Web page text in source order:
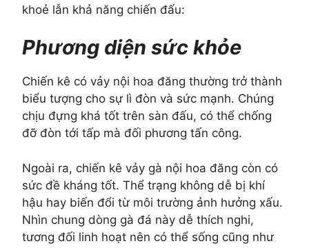
khoẻ lẫn khả năng chiến đấu:
Phương diện sức khỏe
Chiến kê có vảy nội hoa đăng thường trở thành
biểu tượng cho sự lì đòn và sức mạnh. Chúng
chịu đựng khá tốt trên sàn đấu, có thể chống
đỡ đòn tới tấp mà đối phương tấn công.
Ngoài ra, chiến kê vảy gà nội hoa đăng còn có
sức đề kháng tốt. Thể trạng không dễ bị khí
hậu hay biến đổi từ môi trường ảnh hưởng xấu.
Nhìn chung dòng gà đá này dễ thích nghi,
tương đối linh hoạt nên có thể sống cũng như